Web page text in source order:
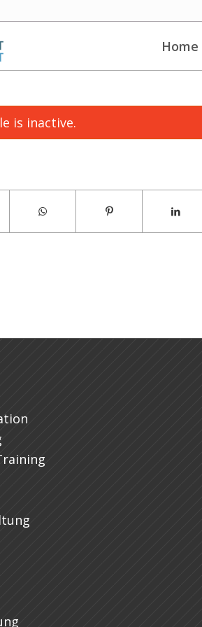
Home
is inactive.